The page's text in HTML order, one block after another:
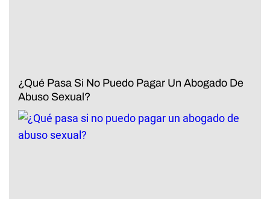
¿Qué Pasa Si No Puedo Pagar Un Abogado De
Abuso Sexual?